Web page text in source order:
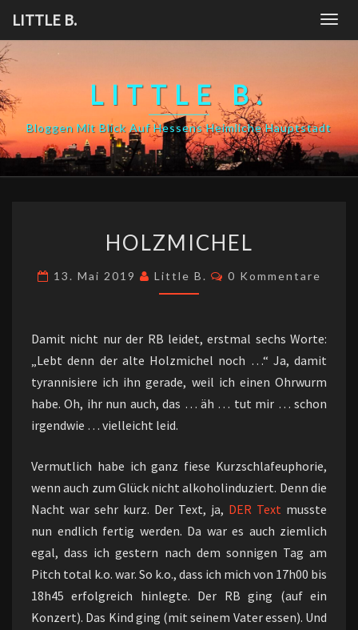
content
LITTLE B.
LITTLE B.
Bloggen Mit Blick Auf Hessens Heimliche Hauptstadt
HOLZMICHEL
13. Mai 2019 Little B. Kommentare
0 Kommentare
Damit nicht nur der RB leidet, erstmal sechs Worte:
„Lebt denn der alte Holzmichel noch …“ Ja, damit
tyrannisiere ich ihn gerade, weil ich einen Ohrwurm
habe. Oh, ihr nun auch, das … äh … tut mir … schon
irgendwie … vielleicht leid.
Vermutlich habe ich ganz fiese Kurzschlafeuphorie,
wenn auch zum Glück nicht alkoholinduziert. Denn die
Nacht war sehr kurz. Der Text, ja, DER Text musste
nun endlich fertig werden. Da war es auch ziemlich
egal, dass ich gestern nach dem sonnigen Tag am
Pitch total k.o. war. So k.o., dass ich mich von 17h00 bis
18h45 erfolgreich hinlegte. Der RB ging (auf ein
Konzert). Das Kind ging (mit seinem Vater essen). Und